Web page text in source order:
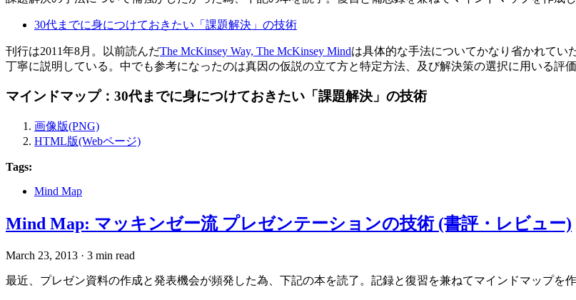
30代までに身につけておきたい「課題解決」の技術
刊行は2011年8月。以前読んだThe McKinsey Way, The McKinsey Mindは具体的な手法についてかなり省かれてい
丁寧に説明している。中でも参考になったのは真因の仮説の立て方と特定方法、及び解決策の選択に用いる評価
マインドマップ：30代までに身につけておきたい「課題解決」の技術
画像版(PNG)
HTML版(Webページ)
Tags:
Mind Map
Mind Map: マッキンゼー流 プレゼンテーションの技術 (書評・レビュー)
March 23, 2013 · 3 min read
最近、プレゼン資料の作成と発表機会が頻発した為、下記の本を読了。記録と復習を兼ねてマインドマップを